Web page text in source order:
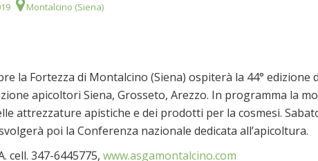
Montalcino (Siena)
la Fortezza di Montalcino (Siena) ospiterà la 44° edizione
apicoltori Siena, Grosseto, Arezzo. In programma la
attrezzature apistiche e dei prodotti per la cosmesi.
poi la Conferenza nazionale dedicata all’apicoltura.
cell. 347-6445775, www.asgamontalcino.com